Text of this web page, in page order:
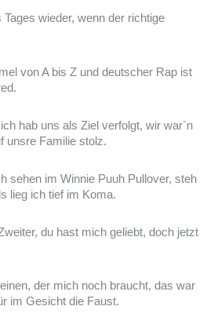
wieder, wenn der richtige
von A bis Z und deutscher Rap ist
hab uns als Ziel verfolgt, wir war`n
unsre Familie stolz.
sehen im Winnie Puuh Pullover, steh
lieg ich tief im Koma.
du hast mich geliebt, doch jetzt
der mich noch braucht, das war
im Gesicht die Faust.